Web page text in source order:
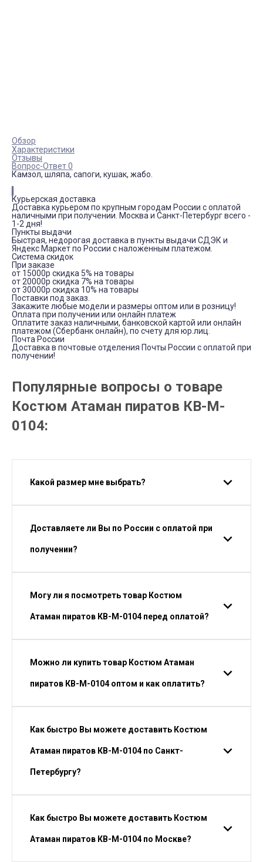
Обзор
Характеристики
Отзывы
Вопрос-Ответ 0
Камзол, шляпа, сапоги, кушак, жабо.
Курьерская доставка
Доставка курьером по крупным городам России с оплатой
наличными при получении. Москва и Санкт-Петербург всего -
1-2 дня!
Пункты выдачи
Быстрая, недорогая доставка в пункты выдачи СДЭК и
Яндекс Маркет по России с наложенным платежом.
Система скидок
При заказе
от 15000р скидка 5% на товары
от 20000р скидка 7% на товары
от 30000р скидка 10% на товары
Поставки под заказ.
Закажите любые модели и размеры оптом или в розницу!
Оплата при получении или онлайн платеж
Оплатите заказ наличными, банковской картой или онлайн
платежом (Сбербанк онлайн), по счету для юр.лиц.
Почта России
Доставка в почтовые отделения Почты России с оплатой при
получении!
Популярные вопросы о товаре
Костюм Атаман пиратов КВ-M-
0104:
Какой размер мне выбрать?
Доставляете ли Вы по России с оплатой при
получении?
Могу ли я посмотреть товар Костюм
Атаман пиратов КВ-M-0104 перед оплатой?
Можно ли купить товар Костюм Атаман
пиратов КВ-M-0104 оптом и как оплатить?
Как быстро Вы можете доставить Костюм
Атаман пиратов КВ-M-0104 по Санкт-
Петербургу?
Как быстро Вы можете доставить Костюм
Атаман пиратов КВ-M-0104 по Москве?